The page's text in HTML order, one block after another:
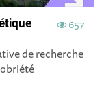
657
de recherche